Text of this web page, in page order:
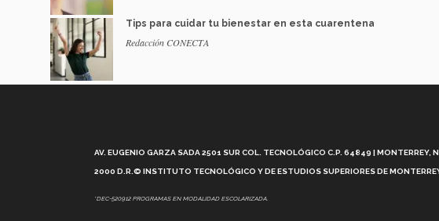
Tips para cuidar tu bienestar en esta cuarentena
Redacción CONECTA
AV. EUGENIO GARZA SADA 2501 SUR COL. TECNOLÓGICO C.P. 64849 | MONTERREY,
2000 D.R.© INSTITUTO TECNOLÓGICO Y DE ESTUDIOS SUPERIORES DE
*DEC-520912 PROGRAMAS EN MODALIDAD ESCOLARIZADA.